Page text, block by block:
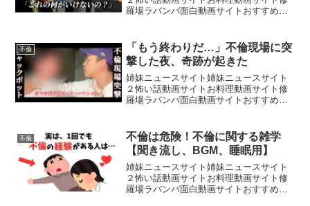
羅場ラバンバ面白動画サイトおすすめ動
所HP】〜コノ街〜 「K」 〜Cry〜
「K」 ※本...
不倫
「もう終わりだ…」不倫現場に突
撃した夜、奇跡が起きた
姉妹ニュースサイト姉妹ニュースサイト
２怖い話動画サイトお料理動画サイト修
羅場ラバンバ面白動画サイトおすすめ動
SYNDROME：・OtoLogic：・Pocke...
不倫
不倫は危険！不倫に関する雑学
【聞き流し、BGM、睡眠用】
姉妹ニュースサイト姉妹ニュースサイト
２怖い話動画サイトお料理動画サイト修
羅場ラバンバ面白動画サイトおすすめ動